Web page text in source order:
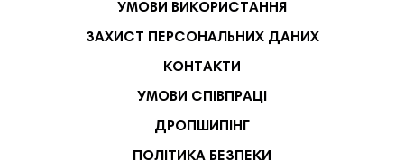
УМОВИ ВИКОРИСТАННЯ
ЗАХИСТ ПЕРСОНАЛЬНИХ ДАНИХ
КОНТАКТИ
УМОВИ СПІВПРАЦІ
ДРОПШИПІНГ
ПОЛІТИКА БЕЗПЕКИ